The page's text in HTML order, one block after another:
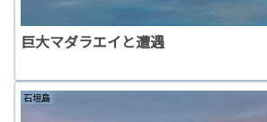
巨大マダラエイと遭遇
石垣島